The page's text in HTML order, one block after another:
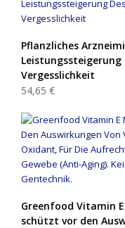
Pflanzliches
Leistungssteigerung
Vergesslichkeit
54,65 €
Greenfood Vitamin
schützt vor den